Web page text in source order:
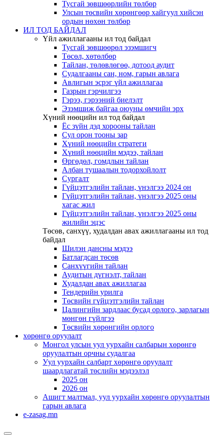
Тусгай зөвшөөрлийн төлбөр
Улсын төсвийн хөрөнгөөр хайгуул хийсэн
ордын нөхөн төлбөр
ИЛ ТОД БАЙДАЛ
Үйл ажиллагааны ил тод байдал
Тусгай зөвшөөрөл эзэмшигч
Төсөл, хөтөлбөр
Тайлан, төлөвлөгөө, дотоод аудит
Судалгааны сан, ном, гарын авлага
Авлигын эсрэг үйл ажиллагаа
Газрын гэрчилгээ
Гэрээ, гэрээний биелэлт
Эзэмшиж байгаа оюуны өмчийн эрх
Хүний нөөцийн ил тод байдал
Ёс зүйн дэд хорооны тайлан
Сул орон тооны зар
Хүний нөөцийн стратеги
Хүний нөөцийн мэдээ, тайлан
Өргөдөл, гомдлын тайлан
Албан тушаалын тодорхойлолт
Сургалт
Гүйцэтгэлийн тайлан, үнэлгээ 2024 он
Гүйцэтгэлийн тайлан, үнэлгээ 2025 оны
хагас жил
Гүйцэтгэлийн тайлан, үнэлгээ 2025 оны
жилийн эцэс
Төсөв, санхүү, худалдан авах ажиллагааны ил тод
байдал
Шилэн дансны мэдээ
Батлагдсан төсөв
Санхүүгийн тайлан
Аудитын дүгнэлт, тайлан
Худалдан авах ажиллагаа
Тендерийн урилга
Төсвийн гүйцэтгэлийн тайлан
Цалингийн зардлаас бусад орлого, зарлагын
мөнгөн гүйлгээ
Төсвийн хөрөнгийн орлого
хөрөнгө оруулалт
Монгол улсын уул уурхайн салбарын хөрөнгө
оруулалтын орчны судалгаа
Уул уурхайн салбарт хөрөнгө оруулалт
шаардлагатай төслийн мэдээлэл
2025 он
2026 он
Ашигт малтмал, уул уурхайн хөрөнгө оруулалтын
гарын авлага
e-zasag.mn